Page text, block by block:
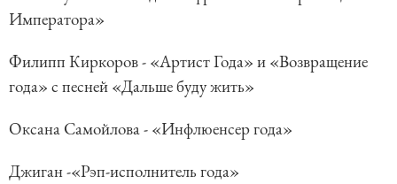
Императора»
Филипп Киркоров - «Артист Года» и «Возвращение
года» с песней «Дальше буду жить»
Оксана Самойлова - «Инфлюенсер года»
Джиган -«Рэп-исполнитель года»